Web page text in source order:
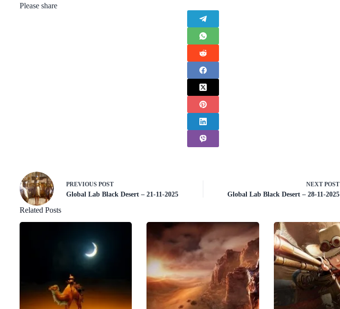
Please share
PREVIOUS POST
Global Lab Black Desert – 21-11-2025
NEXT POST
Global Lab Black Desert – 28-11-2025
Related Posts